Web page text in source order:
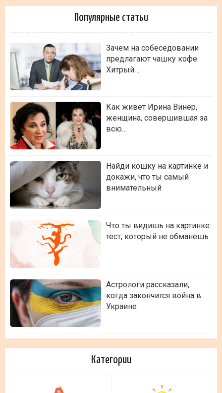
Популярные статьи
Зачем на собеседовании
предлагают чашку кофе.
Хитрый…
Как живет Ирина Винер,
женщина, совершившая за
всю…
Найди кошку на картинке и
докажи, что ты самый
внимательный
Что ты видишь на картинке:
тест, который не обманешь
Астрологи рассказали,
когда закончится война в
Украине
Категории